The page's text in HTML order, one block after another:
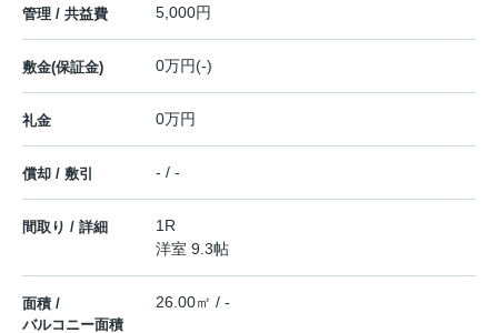
管理 / 共益費 5,000円
敷金(保証金) 0万円(-)
礼金 0万円
償却 / 敷引 - / -
間取り / 詳細
1R
洋室 9.3帖
面積 /
バルコニー面積
26.00㎡ / -